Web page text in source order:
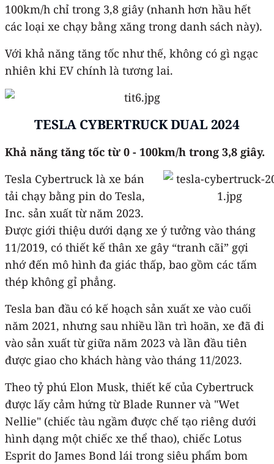
100km/h chỉ trong 3,8 giây (nhanh hơn hầu hết
các loại xe chạy bằng xăng trong danh sách này).
Với khả năng tăng tốc như thế, không có gì ngạc
nhiên khi EV chính là tương lai.
TESLA CYBERTRUCK DUAL 2024
Khả năng tăng tốc từ 0 - 100km/h trong 3,8 giây.
Tesla Cybertruck là xe bán
tải chạy bằng pin do Tesla,
Inc. sản xuất từ ​​năm 2023.
Được giới thiệu dưới dạng xe ý tưởng vào tháng
11/2019, có thiết kế thân xe gây “tranh cãi” gợi
nhớ đến mô hình đa giác thấp, bao gồm các tấm
thép không gỉ phẳng.
Tesla ban đầu có kế hoạch sản xuất xe vào cuối
năm 2021, nhưng sau nhiều lần trì hoãn, xe đã đi
vào sản xuất từ giữa năm 2023 và lần đầu tiên
được giao cho khách hàng vào tháng 11/2023.
Theo tỷ phú Elon Musk, thiết kế của Cybertruck
được lấy cảm hứng từ Blade Runner và "Wet
Nellie" (chiếc tàu ngầm được chế tạo riêng dưới
hình dạng một chiếc xe thể thao), chiếc Lotus
Esprit do James Bond lái trong siêu phẩm bom